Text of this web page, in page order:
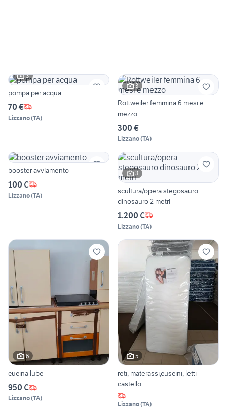
3
pompa per acqua
70 €
Lizzano(TA)
3
Rottweiler femmina 6 mesi e
mezzo
300 €
Lizzano(TA)
booster avviamento
100 €
Lizzano(TA)
3
scultura/opera stegosauro
dinosauro 2 metri
1.200 €
Lizzano(TA)
6
cucina lube
950 €
Lizzano(TA)
5
reti, materassi,cuscini, letti
castello
Lizzano(TA)